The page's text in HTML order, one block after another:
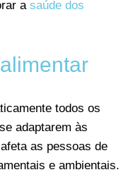
a saúde dos
todos os
adaptarem às
as pessoas de
e ambientais.